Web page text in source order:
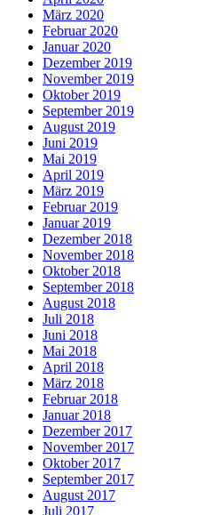
März 2020
Februar 2020
Januar 2020
Dezember 2019
November 2019
Oktober 2019
September 2019
August 2019
Juni 2019
Mai 2019
April 2019
März 2019
Februar 2019
Januar 2019
Dezember 2018
November 2018
Oktober 2018
September 2018
August 2018
Juli 2018
Juni 2018
Mai 2018
April 2018
März 2018
Februar 2018
Januar 2018
Dezember 2017
November 2017
Oktober 2017
September 2017
August 2017
Juli 2017